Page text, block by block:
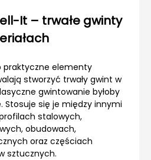
It – trwałe gwinty
praktyczne elementy
stworzyć trwały gwint w
gwintowanie byłoby
Stosuje się je między innymi
stalowych,
obudowach,
oraz częściach
sztucznych.